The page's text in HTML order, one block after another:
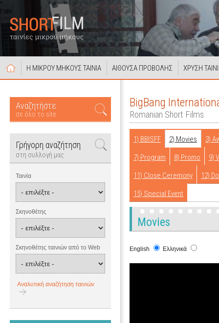
Η ΜΙΚΡΟΥ ΜΗΚΟΥΣ ΤΑΙΝΙΑ ΑΙΘΟΥΣΑ ΠΡΟΒΟΛΗΣ ΧΡΥΣΗ
Αναζητήστε
σε όλο το site
Γρήγορη αναζήτηση
στη συλλογή μας
Ταινία
Σκηνοθέτης
Σκηνοθέτης ταινιών από το Web
Αναλυτική αναζήτηση ταινιών
BigBang
Romanian Short Films
1) BBISFF 2) Movies 3)
7) Program 8) Promo 9)
11) Close Ceremony 12)
15) Special Event
Movies
English Ελληνικά